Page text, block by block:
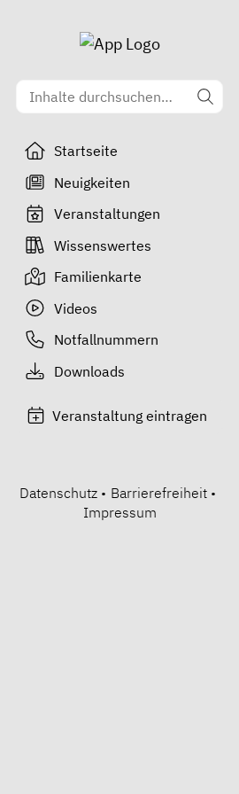
Startseite
Neuigkeiten
Veranstaltungen
Wissenswertes
Familienkarte
Videos
Notfallnummern
Downloads
Veranstaltung eintragen
Datenschutz • Barrierefreiheit •
Impressum